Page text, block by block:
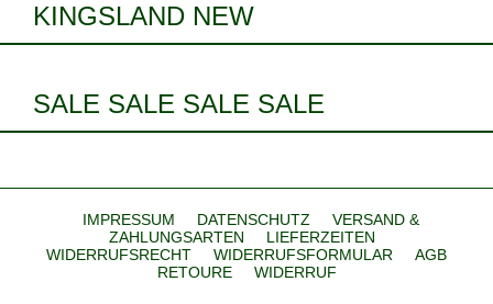
KINGSLAND NEW
SALE SALE SALE SALE
IMPRESSUM DATENSCHUTZ
VERSAND &
ZAHLUNGSARTEN
LIEFERZEITEN
WIDERRUFSRECHT
WIDERRUFSFORMULAR
AGB
RETOURE
WIDERRUF